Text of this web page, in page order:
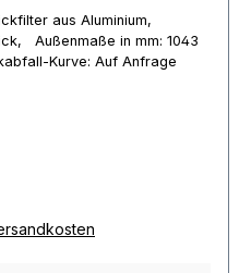
aus Aluminium,
Außenmaße in mm: 1043
Kurve: Auf Anfrage